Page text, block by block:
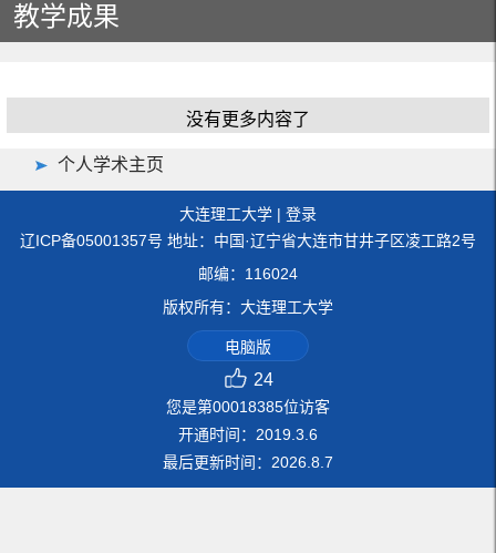
教学成果
没有更多内容了
个人学术主页
大连理工大学 | 登录
辽ICP备05001357号 地址：中国·辽宁省大连市甘井子区凌工路2号
邮编：116024
版权所有：大连理工大学
电脑版
24
您是第00018385位访客
开通时间： 2019.3.6
最后更新时间： 2026.8.7